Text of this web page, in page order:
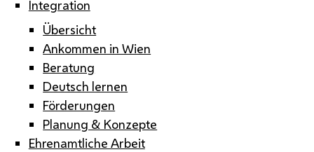
Integration
Übersicht
Ankommen in Wien
Beratung
Deutsch lernen
Förderungen
Planung & Konzepte
Ehrenamtliche Arbeit